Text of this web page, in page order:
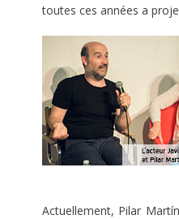
toutes ces années a
Actuellement, Pilar